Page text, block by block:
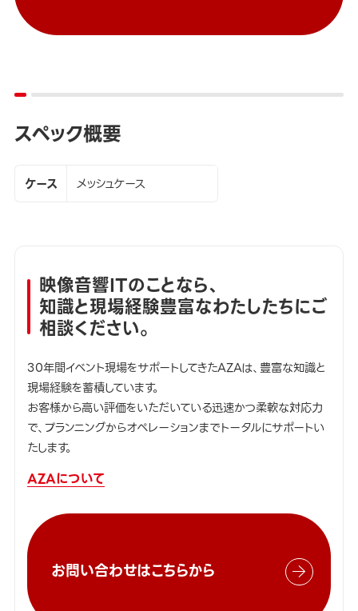
スペック概要
ケース メッシュケース
映像音響ITのことなら、
知識と現場経験豊富なわたしたちにご
相談ください。
30年間イベント現場をサポートしてきたAZAは、豊富な知識と
現場経験を蓄積しています。
お客様から高い評価をいただいている迅速かつ柔軟な対応力
で、プランニングからオペレーションまでトータルにサポートい
たします。
AZAについて
お問い合わせはこちらから